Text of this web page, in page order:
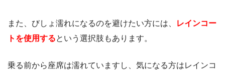
また、びしょ濡れになるのを避けたい方には、
レインコー
トを使用するという選択肢もあります。
乗る前から座席は濡れていますし、気になる方はレインコ